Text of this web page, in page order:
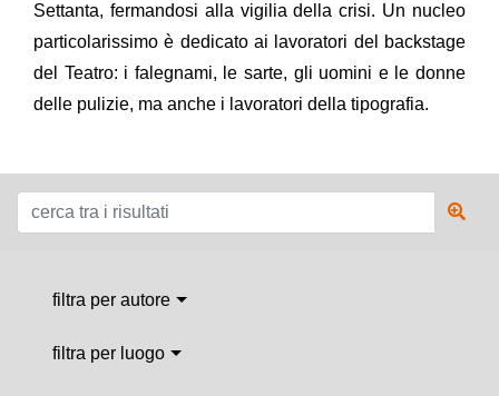
Settanta, fermandosi alla vigilia della crisi. Un nucleo
particolarissimo è dedicato ai lavoratori del backstage
del Teatro: i falegnami, le sarte, gli uomini e le donne
delle pulizie, ma anche i lavoratori della tipografia.
filtra per autore
filtra per luogo